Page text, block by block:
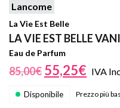
Lancome
La Vie Est Belle
LA VIE EST BELLE
Eau de Parfum
85,00€ 55,25€ IVA
Disponibile Prezzo più